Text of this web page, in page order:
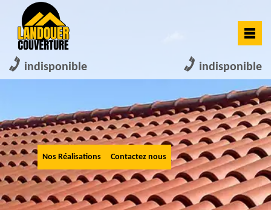
indisponible indisponible
Nos Réalisations Contactez nous